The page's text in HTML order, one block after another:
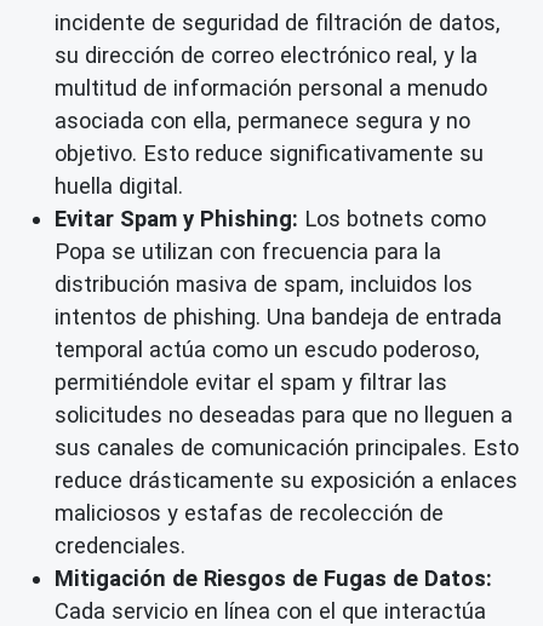
incidente de seguridad de filtración de datos,
su dirección de correo electrónico real, y la
multitud de información personal a menudo
asociada con ella, permanece segura y no
objetivo. Esto reduce significativamente su
huella digital.
Evitar Spam y Phishing: Los botnets como
Popa se utilizan con frecuencia para la
distribución masiva de spam, incluidos los
intentos de phishing. Una bandeja de entrada
temporal actúa como un escudo poderoso,
permitiéndole evitar el spam y filtrar las
solicitudes no deseadas para que no lleguen a
sus canales de comunicación principales. Esto
reduce drásticamente su exposición a enlaces
maliciosos y estafas de recolección de
credenciales.
Mitigación de Riesgos de Fugas de Datos:
Cada servicio en línea con el que interactúa